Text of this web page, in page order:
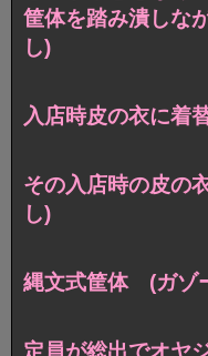
筐体を踏み潰しな
し)
入店時皮の衣に
その入店時の皮の
し)
縄文式筐体 (ガゾ
定員が総出でオヤ